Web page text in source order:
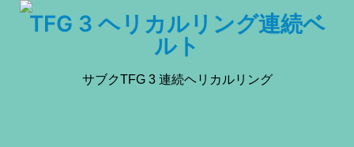
TFG 3 ヘリカルリング連続ベ
ルト
サブクTFG 3 連続ヘリカルリング